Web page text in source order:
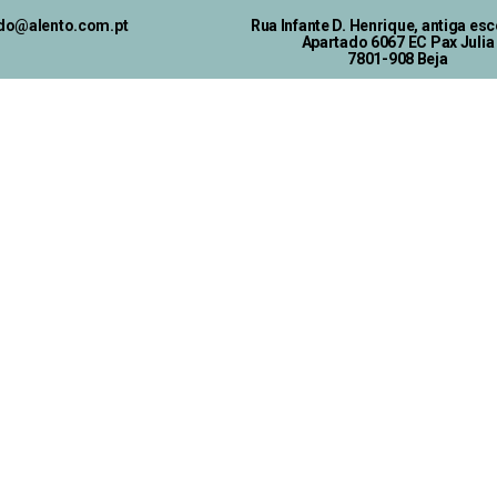
Rua Infante D. Henrique, antiga
Apartado 6067 EC Pax Julia
7801-908 Beja